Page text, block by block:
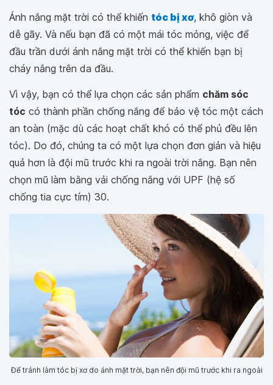
Ánh nắng mặt trời có thể khiến tóc bị xơ, khô giòn và
dễ gãy. Và nếu bạn đã có một mái tóc mỏng, việc để
đầu trần dưới ánh nắng mặt trời có thể khiến bạn bị
cháy nắng trên da đầu.
Vì vậy, bạn có thể lựa chọn các sản phẩm chăm sóc
tóc có thành phần chống nắng để bảo vệ tóc một cách
an toàn (mặc dù các hoạt chất khó có thể phủ đều lên
tóc). Do đó, chúng ta có một lựa chọn đơn giản và hiệu
quả hơn là đội mũ trước khi ra ngoài trời nắng. Bạn nên
chọn mũ làm bằng vải chống nắng với UPF (hệ số
chống tia cực tím) 30.
Để tránh làm tóc bị xơ do ánh mặt trời, bạn nên đội mũ trước khi ra ngoài